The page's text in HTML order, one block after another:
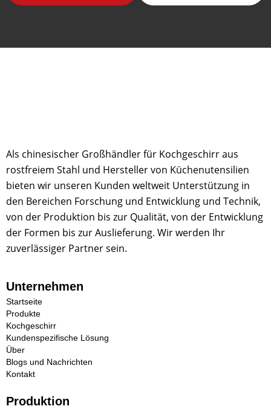
Als chinesischer Großhändler für Kochgeschirr aus
rostfreiem Stahl und Hersteller von Küchenutensilien
bieten wir unseren Kunden weltweit Unterstützung in
den Bereichen Forschung und Entwicklung und Technik,
von der Produktion bis zur Qualität, von der Entwicklung
der Formen bis zur Auslieferung. Wir werden Ihr
zuverlässiger Partner sein.
Unternehmen
Startseite
Produkte
Kochgeschirr
Kundenspezifische Lösung
Über
Blogs und Nachrichten
Kontakt
Produktion